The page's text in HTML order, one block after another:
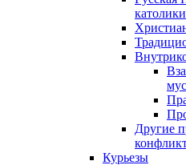
католики
Другие
Курьезы